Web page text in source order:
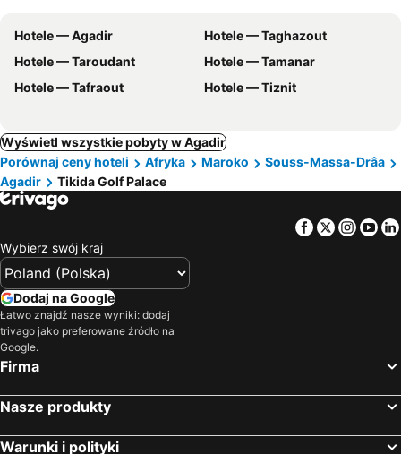
Hotele — Agadir
Hotele — Taghazout
Hotele — Taroudant
Hotele — Tamanar
Hotele — Tafraout
Hotele — Tiznit
Wyświetl wszystkie pobyty w Agadir
Porównaj ceny hoteli
Afryka Maroko
Souss-Massa-Drâa
Agadir
Tikida Golf Palace
Facebook
Twitter
Wybierz swój kraj
Dodaj na Google
Łatwo znajdź nasze wyniki: dodaj
trivago jako preferowane źródło na
Google.
Firma
Nasze produkty
Warunki i polityki